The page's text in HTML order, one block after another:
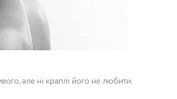
але ні краплі його не любити.